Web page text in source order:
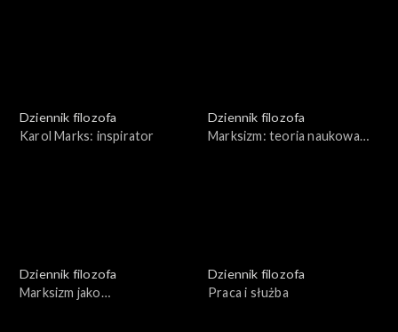
Dziennik filozofa
Karol Marks: inspirator
Dziennik filozofa
Marksizm: teoria naukowa
Dziennik filozofa
Marksizm jako
Dziennik filozofa
Praca i służba